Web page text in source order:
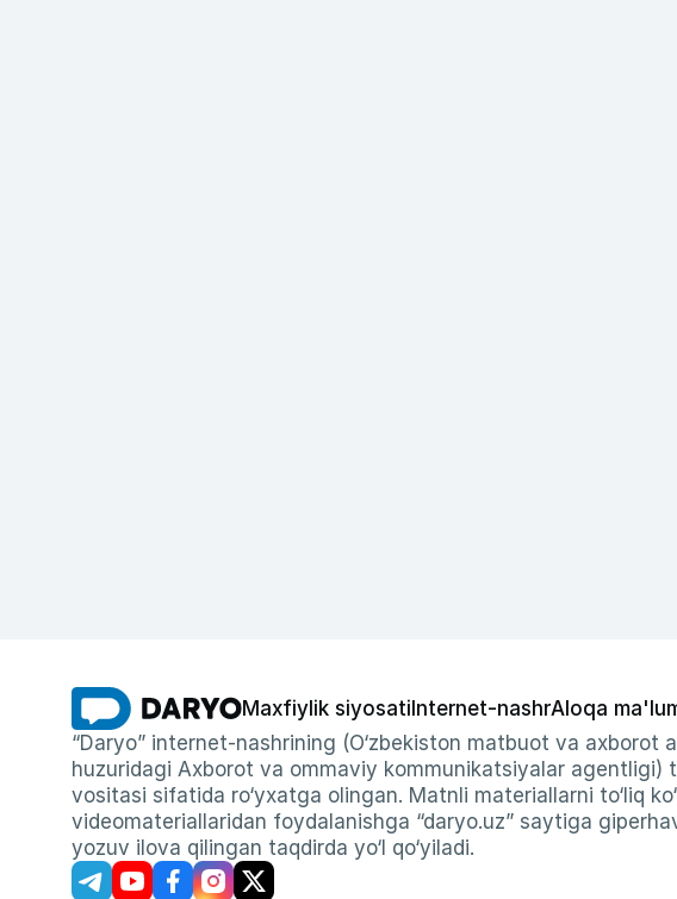
Maxfiylik siyosati Internet-nashrAloqa
“Daryo” internet-nashrining (O‘zbekiston matbuot va axborot
huzuridagi Axborot va ommaviy kommunikatsiyalar
vositasi sifatida ro‘yxatga olingan. Matnli materiallarni to‘liq
videomateriallaridan foydalanishga “daryo.uz” saytiga
yozuv ilova qilingan taqdirda yo‘l qo‘yiladi.